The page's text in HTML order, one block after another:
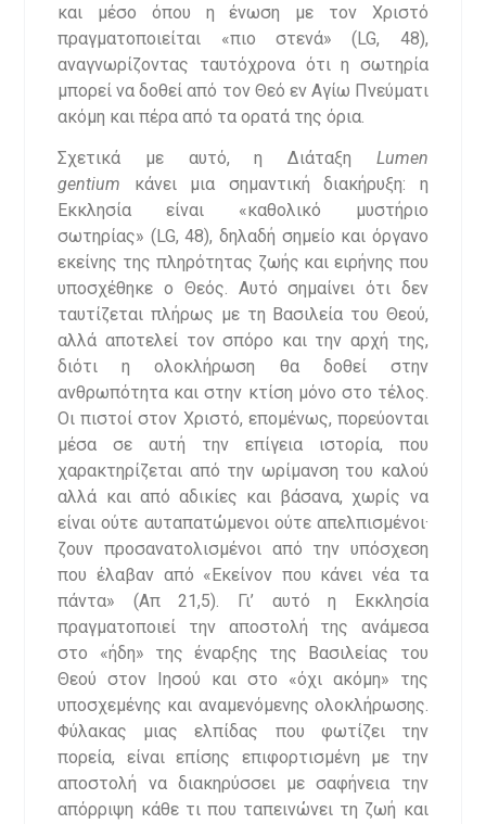
και μέσο όπου η ένωση με τον Χριστό
πραγματοποιείται «πιο στενά» (LG, 48),
αναγνωρίζοντας ταυτόχρονα ότι η σωτηρία
μπορεί να δοθεί από τον Θεό εν Αγίω Πνεύματι
ακόμη και πέρα από τα ορατά της όρια.
Σχετικά με αυτό, η Διάταξη Lumen
gentium κάνει μια σημαντική διακήρυξη: η
Εκκλησία είναι «καθολικό μυστήριο
σωτηρίας» (LG, 48), δηλαδή σημείο και όργανο
εκείνης της πληρότητας ζωής και ειρήνης που
υποσχέθηκε ο Θεός. Αυτό σημαίνει ότι δεν
ταυτίζεται πλήρως με τη Βασιλεία του Θεού,
αλλά αποτελεί τον σπόρο και την αρχή της,
διότι η ολοκλήρωση θα δοθεί στην
ανθρωπότητα και στην κτίση μόνο στο τέλος.
Οι πιστοί στον Χριστό, επομένως, πορεύονται
μέσα σε αυτή την επίγεια ιστορία, που
χαρακτηρίζεται από την ωρίμανση του καλού
αλλά και από αδικίες και βάσανα, χωρίς να
είναι ούτε αυταπατώμενοι ούτε απελπισμένοι·
ζουν προσανατολισμένοι από την υπόσχεση
που έλαβαν από «Εκείνον που κάνει νέα τα
πάντα» (Απ 21,5). Γι’ αυτό η Εκκλησία
πραγματοποιεί την αποστολή της ανάμεσα
στο «ήδη» της έναρξης της Βασιλείας του
Θεού στον Ιησού και στο «όχι ακόμη» της
υποσχεμένης και αναμενόμενης ολοκλήρωσης.
Φύλακας μιας ελπίδας που φωτίζει την
πορεία, είναι επίσης επιφορτισμένη με την
αποστολή να διακηρύσσει με σαφήνεια την
απόρριψη κάθε τι που ταπεινώνει τη ζωή και